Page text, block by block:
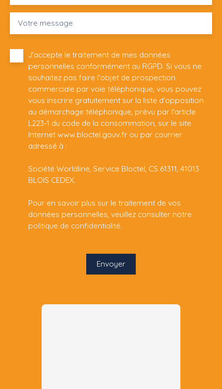
Votre message
J'accepte le traitement de mes données
personnelles conformément au RGPD. Si vous ne
souhaitez pas faire l'objet de prospection
commerciale par voie téléphonique, vous pouvez
vous inscrire gratuitement sur la liste d'opposition
au démarchage téléphonique, prévu par l'article
L223-1 du code de la consommation, sur le site
Internet www.bloctel.gouv.fr ou par courrier
adressé à :
Société Worldline, Service Bloctel, CS 61311, 41013
BLOIS CEDEX.
Pour en savoir plus sur le traitement de vos
données personnelles, veuillez consulter notre
politique de confidentialité.
Envoyer